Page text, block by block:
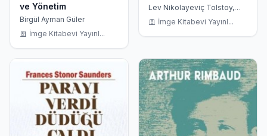
ve Yönetim
Birgül Ayman Güler
İmge Kitabevi Yayınl...
Lev Nikolayeviç Tolstoy,
Nesrin Altınova
İmge Kitabevi Yayınl...